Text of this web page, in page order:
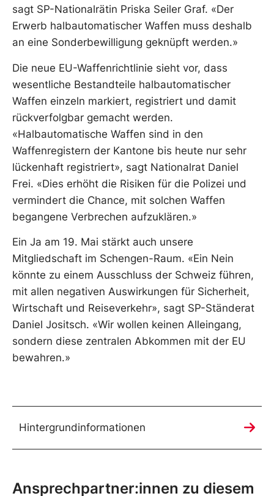
sagt SP-Nationalrätin Priska Seiler Graf. «Der
Erwerb halbautomatischer Waffen muss deshalb
an eine Sonderbewilligung geknüpft werden.»
Die neue EU-Waffenrichtlinie sieht vor, dass
wesentliche Bestandteile halbautomatischer
Waffen einzeln markiert, registriert und damit
rückverfolgbar gemacht werden.
«Halbautomatische Waffen sind in den
Waffenregistern der Kantone bis heute nur sehr
lückenhaft registriert», sagt Nationalrat Daniel
Frei. «Dies erhöht die Risiken für die Polizei und
vermindert die Chance, mit solchen Waffen
begangene Verbrechen aufzuklären.»
Ein Ja am 19. Mai stärkt auch unsere
Mitgliedschaft im Schengen-Raum. «Ein Nein
könnte zu einem Ausschluss der Schweiz führen,
mit allen negativen Auswirkungen für Sicherheit,
Wirtschaft und Reiseverkehr», sagt SP-Ständerat
Daniel Jositsch. «Wir wollen keinen Alleingang,
sondern diese zentralen Abkommen mit der EU
bewahren.»
Hintergrundinformationen
Ansprechpartner:innen zu diesem